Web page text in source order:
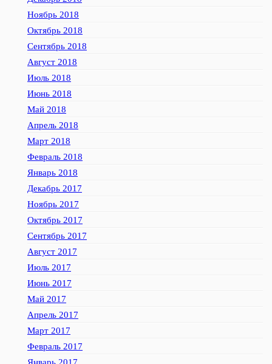
Ноябрь 2018
Октябрь 2018
Сентябрь 2018
Август 2018
Июль 2018
Июнь 2018
Май 2018
Апрель 2018
Март 2018
Февраль 2018
Январь 2018
Декабрь 2017
Ноябрь 2017
Октябрь 2017
Сентябрь 2017
Август 2017
Июль 2017
Июнь 2017
Май 2017
Апрель 2017
Март 2017
Февраль 2017